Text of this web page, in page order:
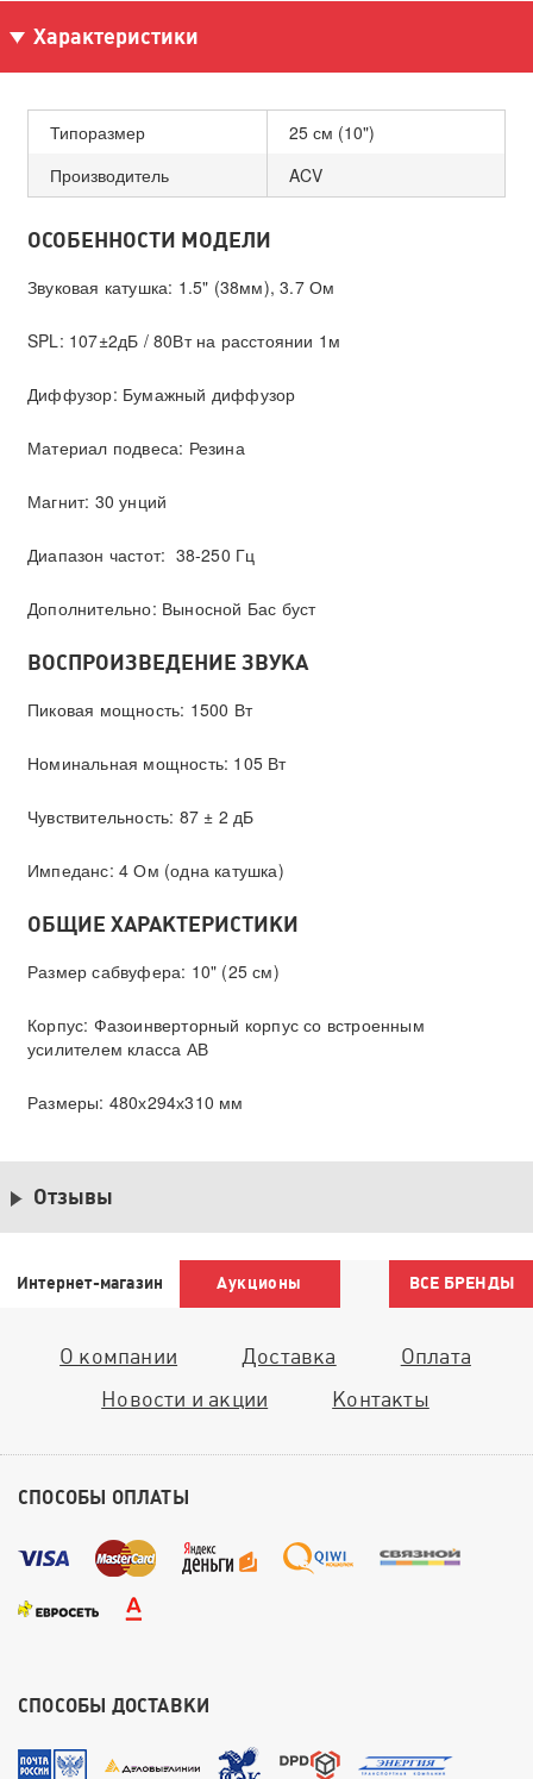
Характеристики
Типоразмер
25 см (10")
Производитель
ACV
ОСОБЕННОСТИ МОДЕЛИ
Звуковая катушка: 1.5" (38мм), 3.7 Ом
SPL: 107±2дБ / 80Вт на расстоянии 1м
Диффузор: Бумажный диффузор
Материал подвеса: Резина
Магнит: 30 унций
Диапазон частот: 38-250 Гц
Дополнительно: Выносной Бас буст
ВОСПРОИЗВЕДЕНИЕ ЗВУКА
Пиковая мощность: 1500 Вт
Номинальная мощность: 105 Вт
Чувствительность: 87 ± 2 дБ
Импеданс: 4 Ом (одна катушка)
ОБЩИЕ ХАРАКТЕРИСТИКИ
Размер сабвуфера: 10" (25 см)
Корпус: Фазоинверторный корпус со встроенным
усилителем класса АВ
Размеры: 480х294х310 мм
Отзывы
Интернет-магазин Аукционы ВСЕ БРЕНДЫ
О компании Доставка
Оплата
Новости и акции
Контакты
СПОСОБЫ ОПЛАТЫ
СПОСОБЫ ДОСТАВКИ